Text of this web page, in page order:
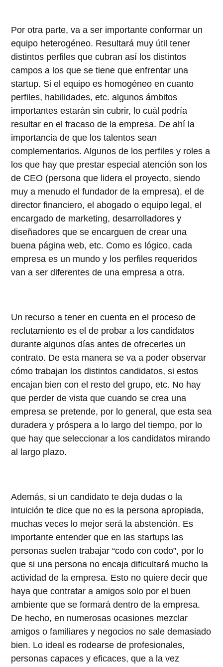
Por otra parte, va a ser importante conformar un
equipo heterogéneo. Resultará muy útil tener
distintos perfiles que cubran así los distintos
campos a los que se tiene que enfrentar una
startup. Si el equipo es homogéneo en cuanto
perfiles, habilidades, etc. algunos ámbitos
importantes estarán sin cubrir, lo cuál podría
resultar en el fracaso de la empresa. De ahí la
importancia de que los talentos sean
complementarios. Algunos de los perfiles y roles a
los que hay que prestar especial atención son los
de CEO (persona que lidera el proyecto, siendo
muy a menudo el fundador de la empresa), el de
director financiero, el abogado o equipo legal, el
encargado de marketing, desarrolladores y
diseñadores que se encarguen de crear una
buena página web, etc. Como es lógico, cada
empresa es un mundo y los perfiles requeridos
van a ser diferentes de una empresa a otra.
Un recurso a tener en cuenta en el proceso de
reclutamiento es el de probar a los candidatos
durante algunos días antes de ofrecerles un
contrato. De esta manera se va a poder observar
cómo trabajan los distintos candidatos, si estos
encajan bien con el resto del grupo, etc. No hay
que perder de vista que cuando se crea una
empresa se pretende, por lo general, que esta sea
duradera y próspera a lo largo del tiempo, por lo
que hay que seleccionar a los candidatos mirando
al largo plazo.
Además, si un candidato te deja dudas o la
intuición te dice que no es la persona apropiada,
muchas veces lo mejor será la abstención. Es
importante entender que en las startups las
personas suelen trabajar “codo con codo”, por lo
que si una persona no encaja dificultará mucho la
actividad de la empresa. Esto no quiere decir que
haya que contratar a amigos solo por el buen
ambiente que se formará dentro de la empresa.
De hecho, en numerosas ocasiones mezclar
amigos o familiares y negocios no sale demasiado
bien. Lo ideal es rodearse de profesionales,
personas capaces y eficaces, que a la vez